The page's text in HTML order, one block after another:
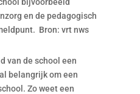
en de pedagogisch
Bron: vrt nws
van de school een
belangrijk om een
Zo weet een